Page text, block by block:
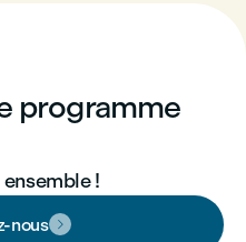
programme
!
nous 